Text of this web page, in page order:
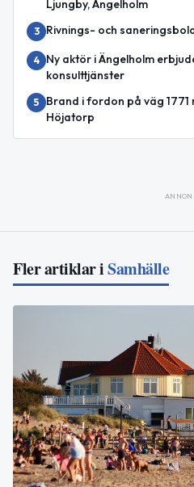
Ljungby, Ängelholm
3 Rivnings- och
4
Ny aktör i Ängelholm
konsulttjänster
5
Brand i fordon på väg 1771
Höjatorp
Fler artiklar iSamhälle